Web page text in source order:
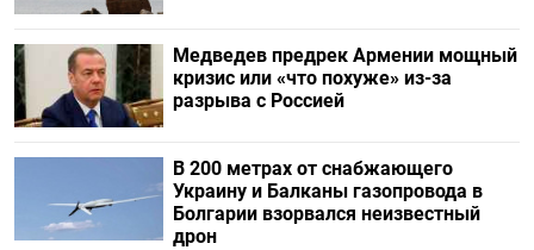
Медведев предрек Армении мощный
кризис или «что похуже» из-за
разрыва с Россией
В 200 метрах от снабжающего
Украину и Балканы газопровода в
Болгарии взорвался неизвестный
дрон